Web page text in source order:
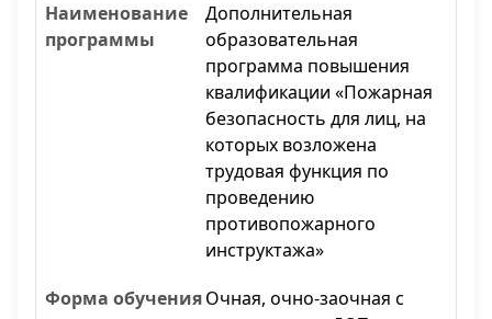
Дополнительная
образовательная
программа повышения
квалификации «Пожарная
безопасность для лиц, на
которых возложена
трудовая функция по
проведению
противопожарного
инструктажа»
Очная, очно-заочная с